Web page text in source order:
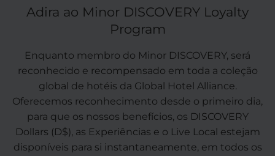
Adira ao Minor DISCOVERY Loyalty
Program
Enquanto membro do Minor DISCOVERY, será
reconhecido e recompensado em toda a coleção
global de hotéis da Global Hotel Alliance.
Oferecemos reconhecimento desde o primeiro dia,
para que os nossos benefícios, os DISCOVERY
Dollars (D$), as Experiências e o Live Local estejam
disponíveis para si instantaneamente, em todos os